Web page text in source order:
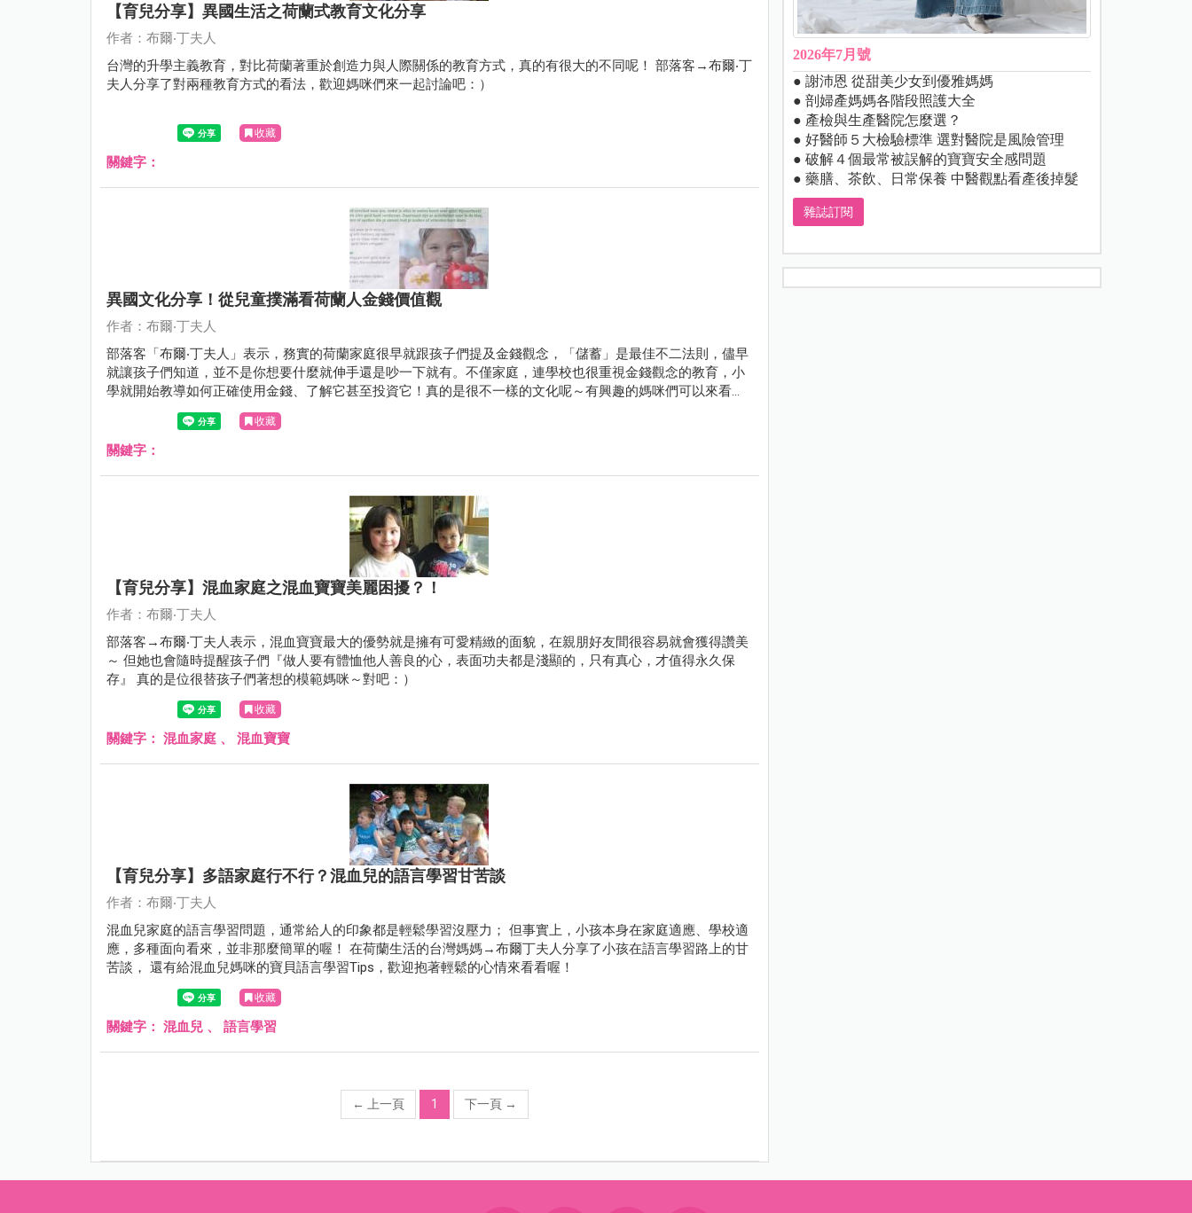
【育兒分享】異國生活之荷蘭式教育文化分享
作者：布爾‧丁夫人
台灣的升學主義教育，對比荷蘭著重於創造力與人際關係的教育方式，真的有很大的不同呢！ 部落客→布爾‧丁
夫人分享了對兩種教育方式的看法，歡迎媽咪們來一起討論吧：）
收藏
關鍵字：
異國文化分享！從兒童撲滿看荷蘭人金錢價值觀
作者：布爾‧丁夫人
部落客「布爾‧丁夫人」表示，務實的荷蘭家庭很早就跟孩子們提及金錢觀念，「儲蓄」是最佳不二法則，儘早
就讓孩子們知道，並不是你想要什麼就伸手還是吵一下就有。不僅家庭，連學校也很重視金錢觀念的教育，小
學就開始教導如何正確使用金錢、了解它甚至投資它！真的是很不一樣的文化呢～有興趣的媽咪們可以來看
收藏
關鍵字：
【育兒分享】混血家庭之混血寶寶美麗困擾？！
作者：布爾‧丁夫人
部落客→布爾‧丁夫人表示，混血寶寶最大的優勢就是擁有可愛精緻的面貌，在親朋好友間很容易就會獲得讚美
～ 但她也會隨時提醒孩子們『做人要有體恤他人善良的心，表面功夫都是淺顯的，只有真心，才值得永久保
存』 真的是位很替孩子們著想的模範媽咪～對吧：）
收藏
關鍵字： 混血家庭 、 混血寶寶
【育兒分享】多語家庭行不行？混血兒的語言學習甘苦談
作者：布爾‧丁夫人
混血兒家庭的語言學習問題，通常給人的印象都是輕鬆學習沒壓力； 但事實上，小孩本身在家庭適應、學校適
應，多種面向看來，並非那麼簡單的喔！ 在荷蘭生活的台灣媽媽→布爾丁夫人分享了小孩在語言學習路上的甘
苦談， 還有給混血兒媽咪的寶貝語言學習Tips，歡迎抱著輕鬆的心情來看看喔！
收藏
關鍵字： 混血兒 、 語言學習
← 上一頁 1 下一頁 →
2026年7月號
● 謝沛恩 從甜美少女到優雅媽媽
● 剖婦產媽媽各階段照護大全
● 產檢與生產醫院怎麼選？
● 好醫師５大檢驗標準 選對醫院是風險管理
● 破解４個最常被誤解的寶寶安全感問題
● 藥膳、茶飲、日常保養 中醫觀點看產後掉髮
雜誌訂閱